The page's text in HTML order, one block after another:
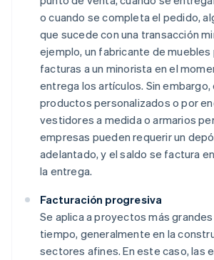
o cuando se completa el pedido,
que sucede con una transacción
ejemplo, un fabricante de
facturas a un minorista en el
entrega los artículos. Sin embargo,
productos personalizados o por
vestidores a medida o armarios
empresas pueden requerir un
adelantado, y el saldo se factura
la entrega.
Facturación progresiva
Se aplica a proyectos más
tiempo, generalmente en la
sectores afines. En este caso, las